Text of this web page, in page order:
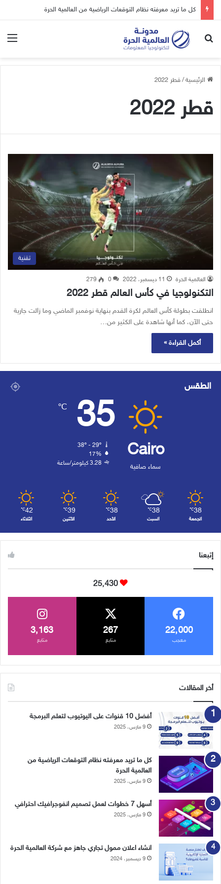
كل ما تريد معرفته نظام التوقعات الرياضية من العالمية الحرة
بحث عن
الرئيسية/قطر 2022
قطر 2022
تقنية
العالمية الحرة 11 ديسمبر، 2022 0
279
التكنولوجيا في كأس العالم قطر 2022
انطلقت بطولة كأس العالم لكرة القدم بنهاية نوفمبر الماضي وما زالت جارية
حتى الآن، كما أنها شاهدة على الكثير من…
أكمل القراءة »
الطقس
Cairo
سماء صافية
35
℃
38º - 29º
17%
3.28 كيلومتر/ساعة
38
℃
الجمعة
38
℃
السبت
38
℃
الأحد
39
℃
الأثنين
42
℃
الثلاثاء
إتبعنا
25٬430
22٬000
معجب
267
متابع
3٬163
متابع
أخر المقالات
أفضل 10 قنوات على اليوتيوب لتعلم البرمجة
9 مارس، 2025
كل ما تريد معرفته نظام التوقعات الرياضية من
العالمية الحرة
9 مارس، 2025
أسهل 7 خطوات لعمل تصميم انفوجرافيك احترافي
9 مارس، 2025
انشاء اعلان ممول تجاري جاهز مع شركة العالمية الحرة
9 ديسمبر، 2024